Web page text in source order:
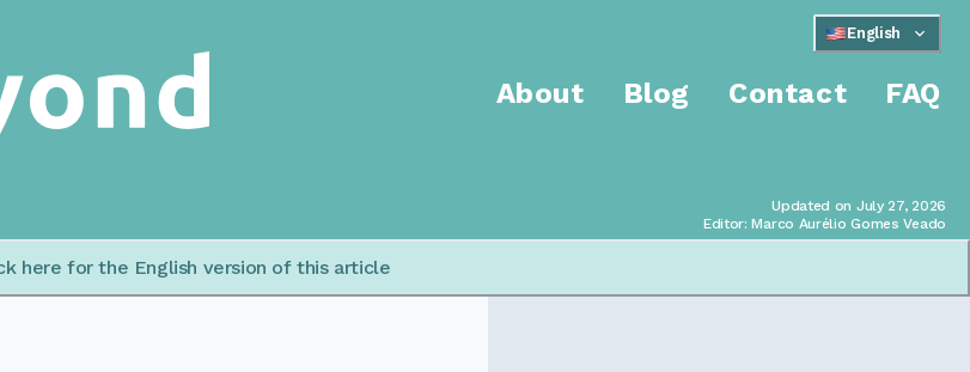
English
Updated on July 27, 2026
Editor: Marco Aurélio Gomes Veado
About Blog Contact FAQ
here for the English version of this article